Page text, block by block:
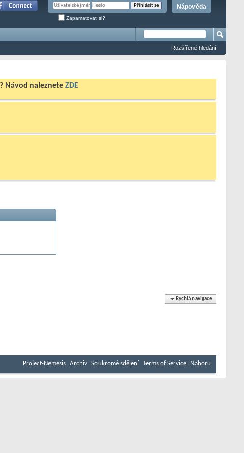
Nápověda
Zapamatovat si?
Rozšířené hledání
Návod naleznete ZDE
Rychlá navigace
Project-Nemesis Archiv Soukromé sdělení Terms of Service Nahoru